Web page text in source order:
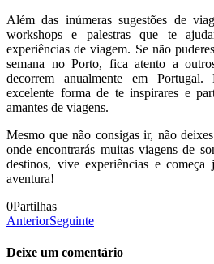
Além das inúmeras sugestões de
workshops e palestras que te
experiências de viagem. Se não
semana no Porto, fica atento a
decorrem anualmente em Portugal.
excelente forma de te inspirares e
amantes de viagens.
Mesmo que não consigas ir, não
onde encontrarás muitas viagens de
destinos, vive experiências e
aventura!
0Partilhas
AnteriorSeguinte
Deixe um comentário